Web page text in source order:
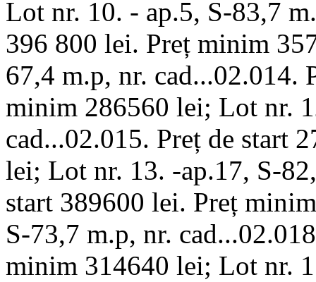
Lot nr. 10. - ap.5, S-83,7
396 800 lei. Preț minim
67,4 m.p, nr. cad...02.014.
minim 286560 lei; Lot nr.
cad...02.015. Preț de start
lei; Lot nr. 13. -ap.17, S-
start 389600 lei. Preț
S-73,7 m.p, nr.
minim 314640 lei; Lot nr.